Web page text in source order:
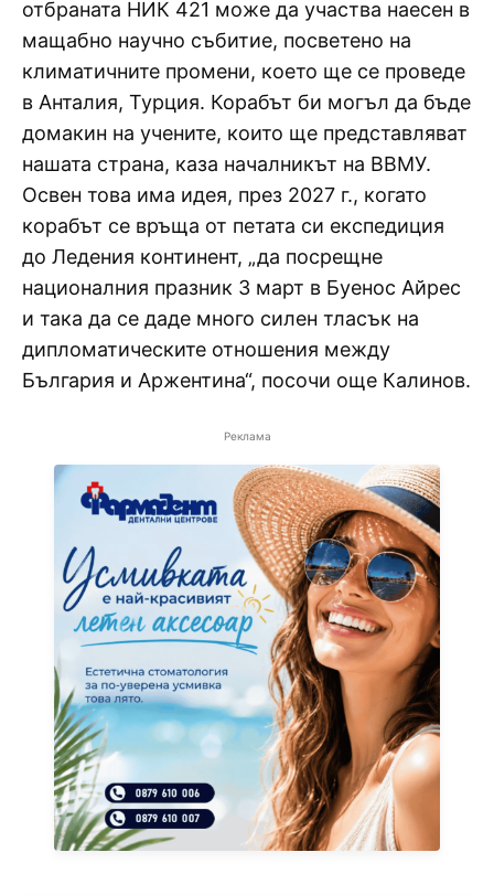
отбраната НИК 421 може да участва наесен в
мащабно научно събитие, посветено на
климатичните промени, което ще се проведе
в Анталия, Турция. Корабът би могъл да бъде
домакин на учените, които ще представляват
нашата страна, каза началникът на ВВМУ.
Освен това има идея, през 2027 г., когато
корабът се връща от петата си експедиция
до Ледения континент, „да посрещне
националния празник 3 март в Буенос Айрес
и така да се даде много силен тласък на
дипломатическите отношения между
България и Аржентина“, посочи още Калинов.
Реклама